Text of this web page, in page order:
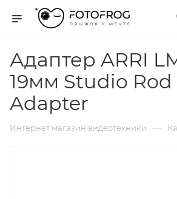
Адаптер ARRI
19мм Studio Rod
Adapter
Интернет магазин видеотехники —